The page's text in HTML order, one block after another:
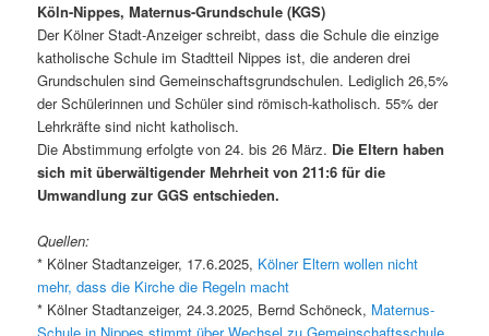
Köln-Nippes, Maternus-Grundschule (KGS)
Der Kölner Stadt-Anzeiger schreibt, dass die Schule die einzige
katholische Schule im Stadtteil Nippes ist, die anderen drei
Grundschulen sind Gemeinschaftsgrundschulen. Lediglich 26,5%
der Schülerinnen und Schüler sind römisch-katholisch. 55% der
Lehrkräfte sind nicht katholisch.
Die Abstimmung erfolgte von 24. bis 26 März. Die Eltern haben
sich mit überwältigender Mehrheit von 211:6 für die
Umwandlung zur GGS entschieden.
Quellen:
* Kölner Stadtanzeiger, 17.6.2025, Kölner Eltern wollen nicht
mehr, dass die Kirche die Regeln macht
* Kölner Stadtanzeiger, 24.3.2025, Bernd Schöneck, Maternus-